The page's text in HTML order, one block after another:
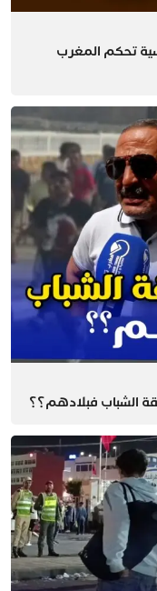
تحكم المغرب
الشباب فبلادهم؟؟